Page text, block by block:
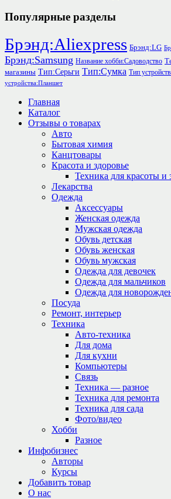
Популярные разделы
Брэнд:Aliexpress Брэнд:LG
Брэнд:Samsung Название хобби:Садоводство
магазины Тип:Серьги Тип:Сумка Тип
устройства:Планшет
Главная
Каталог
Отзывы о товарах
Авто
Бытовая химия
Канцтовары
Красота и здоровье
Техника для красоты и
Лекарства
Одежда
Аксессуары
Женская одежда
Мужская одежда
Обувь детская
Обувь женская
Обувь мужская
Одежда для девочек
Одежда для мальчиков
Одежда для
Посуда
Ремонт, интерьер
Техника
Авто-техника
Для дома
Для кухни
Компьютеры
Связь
Техника — разное
Техника для ремонта
Техника для сада
Фото/видео
Хобби
Разное
Инфобизнес
Авторы
Курсы
Добавить товар
О нас